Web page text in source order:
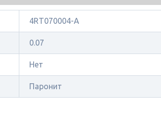
4RT070004-A
0.07
Нет
Паронит